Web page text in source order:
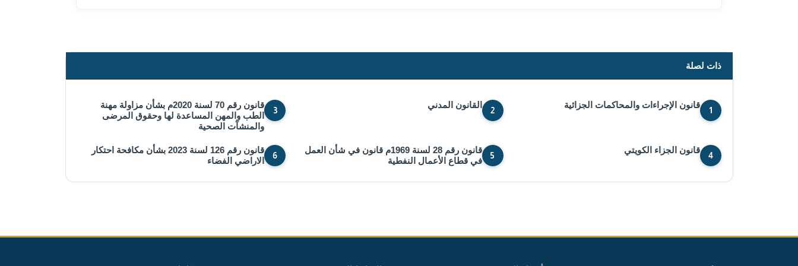
ذات لصلة
1
قانون الإجراءات والمحاكمات الجزائية
2
القانون المدني
3
قانون رقم 70 لسنة 2020م بشأن مزاولة مهنة
الطب والمهن المساعدة لها وحقوق المرضى
والمنشآت الصحية
4
قانون الجزاء الكويتي
5
قانون رقم 28 لسنة 1969م قانون في شأن العمل
في قطاع الأعمال النفطية
6
قانون رقم 126 لسنة 2023 بشأن مكافحة احتكار
الاراضي الفضاء